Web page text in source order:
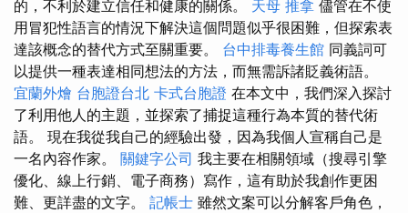
的，不利於建立信任和健康的關係。 天母 推拿 儘管在不使
用冒犯性語言的情況下解決這個問題似乎很困難，但探索表
達該概念的替代方式至關重要。 台中排毒養生館 同義詞可
以提供一種表達相同想法的方法，而無需訴諸貶義術語。
宜蘭外燴 台胞證台北 卡式台胞證 在本文中，我們深入探討
了利用他人的主題，並探索了捕捉這種行為本質的替代術
語。 現在我從我自己的經驗出發，因為我個人宣稱自己是
一名內容作家。 關鍵字公司 我主要在相關領域（搜尋引擎
優化、線上行銷、電子商務）寫作，這有助於我創作更困
難、更詳盡的文字。 記帳士 雖然文案可以分解客戶角色，